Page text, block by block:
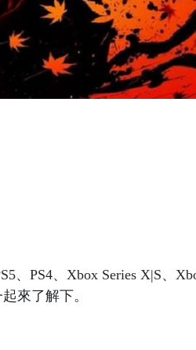
、PS4、Xbox Series X|S、
來了解下。